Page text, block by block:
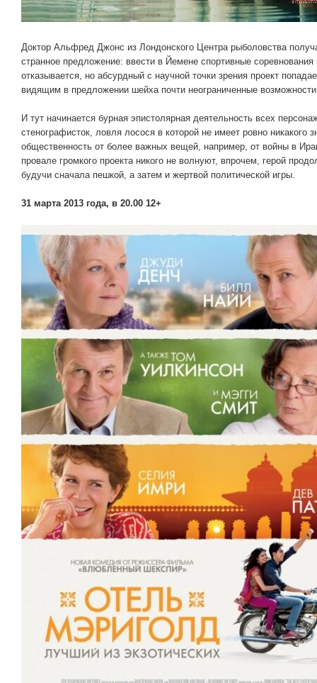
Доктор Альфред Джонс из Лондонского Центра рыболовства
странное предложение: ввести в Йемене спортивные
отказывается, но абсурдный с научной точки зрения проект
видящим в предложении шейха почти неограниченные
И тут начинается бурная эпистолярная деятельность всех
стенографисток, ловля лосося в которой не имеет ровно никакого
общественность от более важных вещей, например, от войны в
провале громкого проекта никого не волнуют, впрочем, герой
будучи сначала пешкой, а затем и жертвой политической игры.
31 марта 2013 года, в 20.00 12+